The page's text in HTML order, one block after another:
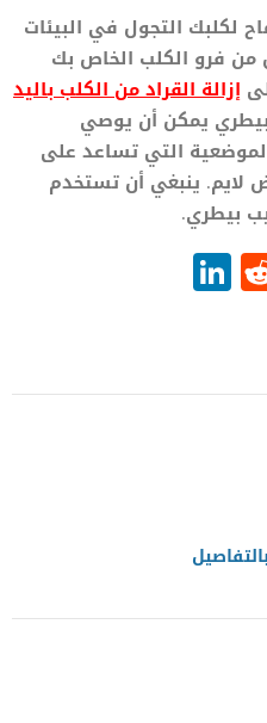
لكلبك التجول في البيئات
من فرو الكلب الخاص بك
إزالة القراد من الكلب باليد
يمكن أن يوصي
التي تساعد على
لايم. ينبغي أن تستخدم
بيطري.
Reddit